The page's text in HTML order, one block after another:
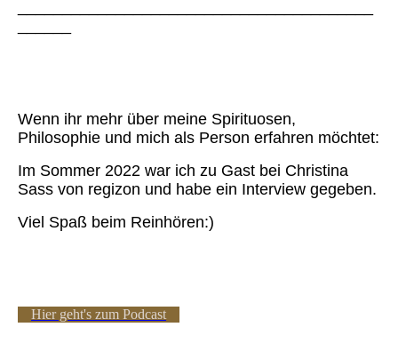
Wenn ihr mehr über meine Spirituosen,
Philosophie und mich als Person erfahren möchtet:
Im Sommer 2022 war ich zu Gast bei Christina
Sass von regizon und habe ein Interview gegeben.
Viel Spaß beim Reinhören:)
Hier geht's zum Podcast